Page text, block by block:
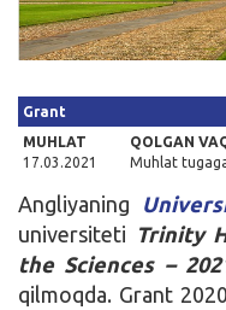
Grant
MUHLAT
17.03.2021
QOLGAN
Muhlat
Angliyaning
universiteti Trinity
the Sciences –
qilmoqda. Grant